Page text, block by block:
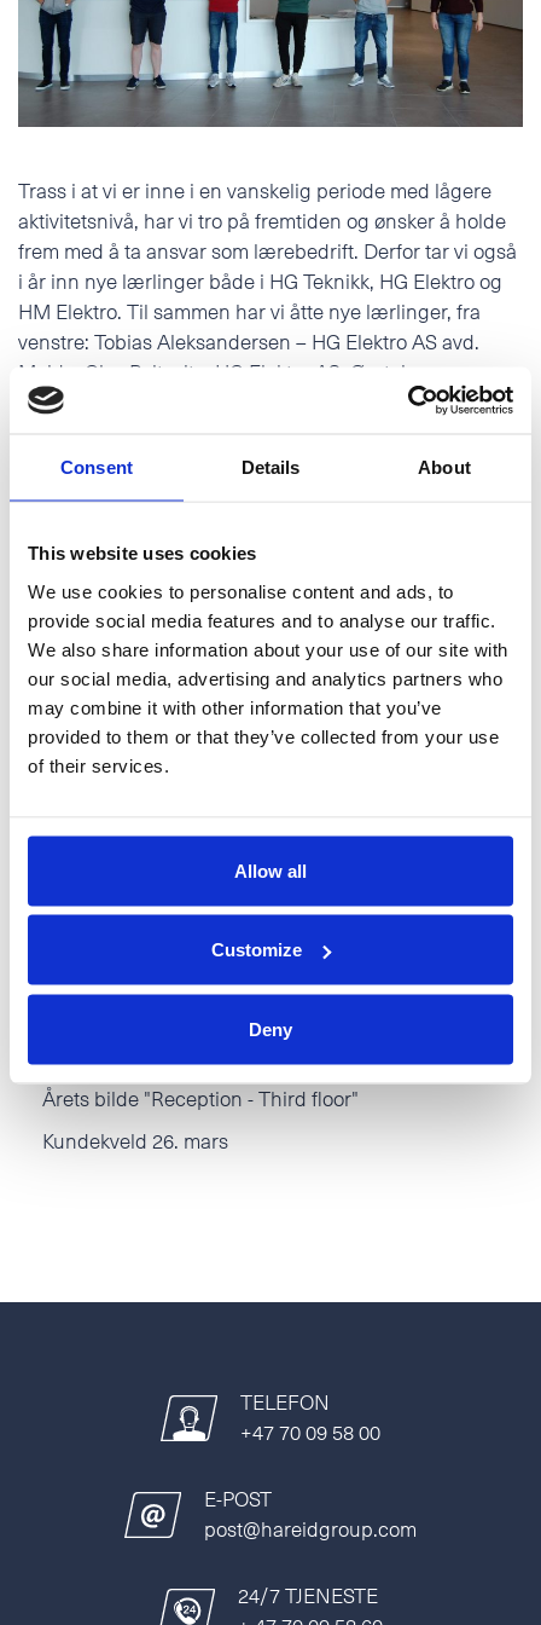
Consent Details About
This website uses cookies
We use cookies to personalise content and ads, to
provide social media features and to analyse our traffic.
We also share information about your use of our site with
our social media, advertising and analytics partners who
may combine it with other information that you’ve
provided to them or that they’ve collected from your use
of their services.
Allow all
Customize
Deny
POLSKI
Telefon
Tilleggsinformasjon
Vi satser på lærlinger – også i tøffe tider!
Hareid Group er Tussa sin første plusskunde på
Årets bilde "Reception - Third floor"
Kundekveld 26. mars
Trass i at vi er inne i en vanskelig periode med lågere
aktivitetsnivå, har vi tro på fremtiden og ønsker å holde
frem med å ta ansvar som lærebedrift. Derfor tar vi også
i år inn nye lærlinger både i HG Teknikk, HG Elektro og
HM Elektro. Til sammen har vi åtte nye lærlinger, fra
venstre: Tobias Aleksandersen – HG Elektro AS avd.
Molde, Olav Beitveit – HG Elektro AS, Øystein
Thormodsæter – HG Teknikk AS, Jakob Strand – HG
Peder Waage – HG Teknikk AS.
Nikolai Tynes Rønning og Martin Hauge fra HM Elektro
sammen hjertelig velkommen og lykke til!
TELEFON
+47 70 09 58 00
E-POST
post@hareidgroup.com
24/7 TJENESTE